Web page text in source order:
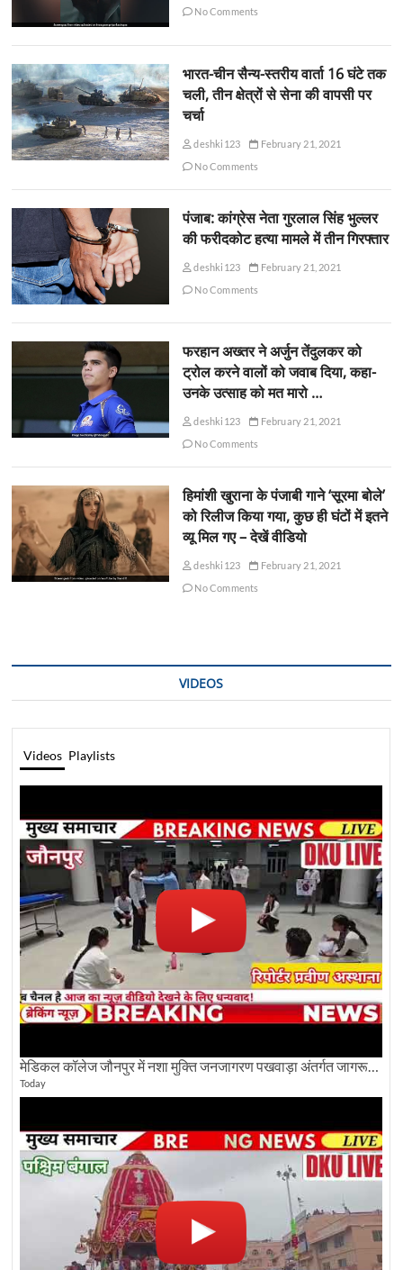
No Comments
भारत-चीन सैन्य-स्तरीय वार्ता 16 घंटे तक
चली, तीन क्षेत्रों से सेना की वापसी पर
चर्चा
deshki123
February 21, 2021
No Comments
पंजाब: कांग्रेस नेता गुरलाल सिंह भुल्लर
की फरीदकोट हत्या मामले में तीन गिरफ्तार
deshki123
February 21, 2021
No Comments
फरहान अख्तर ने अर्जुन तेंदुलकर को
ट्रोल करने वालों को जवाब दिया, कहा-
उनके उत्साह को मत मारो …
deshki123
February 21, 2021
No Comments
हिमांशी खुराना के पंजाबी गाने ‘सूरमा बोले’
को रिलीज किया गया, कुछ ही घंटों में इतने
व्यू मिल गए – देखें वीडियो
deshki123
February 21, 2021
No Comments
VIDEOS
Videos Playlists
मेडिकल कॉलेज जौनपुर में नशा मुक्ति जनजागरण पखवाड़ा अंतर्गत जागरूकता कार्यक्रम आयोजित
Today